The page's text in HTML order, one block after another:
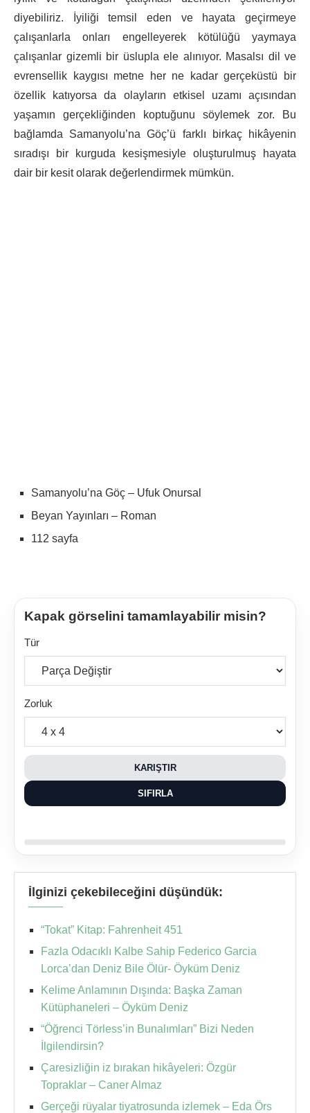
diyebiliriz. İyiliği temsil eden ve hayata geçirmeye
çalışanlarla onları engelleyerek kötülüğü yaymaya
çalışanlar gizemli bir üslupla ele alınıyor. Masalsı dil ve
evrensellik kaygısı metne her ne kadar gerçeküstü bir
özellik katıyorsa da olayların etkisel uzamı açısından
yaşamın gerçekliğinden koptuğunu söylemek zor. Bu
bağlamda Samanyolu’na Göç’ü farklı birkaç hikâyenin
sıradışı bir kurguda kesişmesiyle oluşturulmuş hayata
dair bir kesit olarak değerlendirmek mümkün.
Samanyolu’na Göç – Ufuk Onursal
Beyan Yayınları – Roman
112 sayfa
Kapak görselini tamamlayabilir misin?
Tür
Zorluk
KARIŞTIR
SIFIRLA
İlginizi çekebileceğini düşündük:
“Tokat” Kitap: Fahrenheit 451
Fazla Odacıklı Kalbe Sahip Federico Garcia
Lorca’dan Deniz Bile Ölür- Öyküm Deniz
Kelime Anlamının Dışında: Başka Zaman
Kütüphaneleri – Öyküm Deniz
“Öğrenci Törless’in Bunalımları” Bizi Neden
İlgilendirsin?
Çaresizliğin iz bırakan hikâyeleri: Özgür
Topraklar – Caner Almaz
Gerçeği rüyalar tiyatrosunda izlemek – Eda Örs